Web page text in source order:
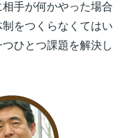
手が何かやった場合
をつくらなくてはい
ひとつ課題を解決し